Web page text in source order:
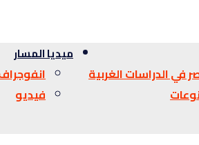
في الدراسات الغربية
ميديا المسار
فيديو